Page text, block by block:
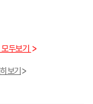
두보기
보기